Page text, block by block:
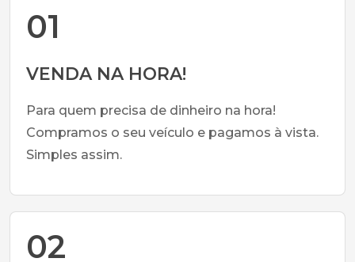
01
VENDA NA HORA!
Para quem precisa de dinheiro na hora!
Compramos o seu veículo e pagamos à vista.
Simples assim.
02